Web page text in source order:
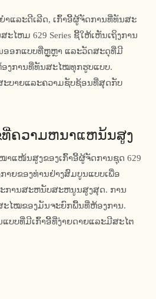
ແລະດີເລີດ, ເກົ້າອີ້ຜູ້ຈັດການທີ່ທັນສະ
ໄຫມ 629 Series ຊີ້ໃຫ້ເຫັນເຖິງການ
ອອກແບບທີ່ຫຼູຫຼາ ແລະວັດສະດຸທີ່ມີ
ງການທີ່ທັນສະໄໝທຸກຮູບແບບ.
ບາຍແລະຄວາມຊັບຊ້ອນທີ່ສຸດກັບ
ທີ່ຄວາມຫນາແຫນ້ນສູງ
ແໜ້ນສູງຂອງເກົ້າອີ້ຜູ້ຈັດການຊຸດ 629
າຍຂອງທ່ານຢ່າງສົມບູນແບບເພື່ອ
ການສະຫນັບສະຫນູນສູງສຸດ. ການ
ໄໝຂອງມັນຈະຍົກພື້ນທີ່ຫ້ອງການ.
ບບທີ່ມີເກົ້າອີ້ທີ່ງ່າຍດາຍແລະມີສະໄຕ